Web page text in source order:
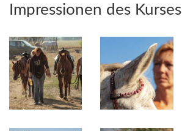
Impressionen des Kurses